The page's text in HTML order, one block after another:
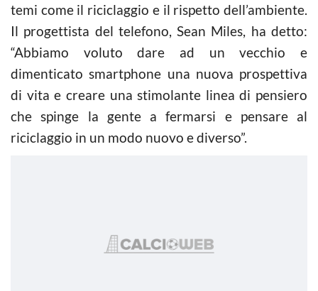
temi come il riciclaggio e il rispetto dell’ambiente.
Il progettista del telefono, Sean Miles, ha detto:
“Abbiamo voluto dare ad un vecchio e
dimenticato smartphone una nuova prospettiva
di vita e creare una stimolante linea di pensiero
che spinge la gente a fermarsi e pensare al
riciclaggio in un modo nuovo e diverso”.